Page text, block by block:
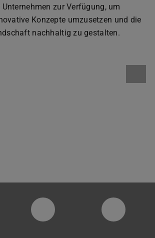
zur Verfügung, um
Konzepte umzusetzen und die
nachhaltig zu gestalten.
KanalPTW LinkedIn